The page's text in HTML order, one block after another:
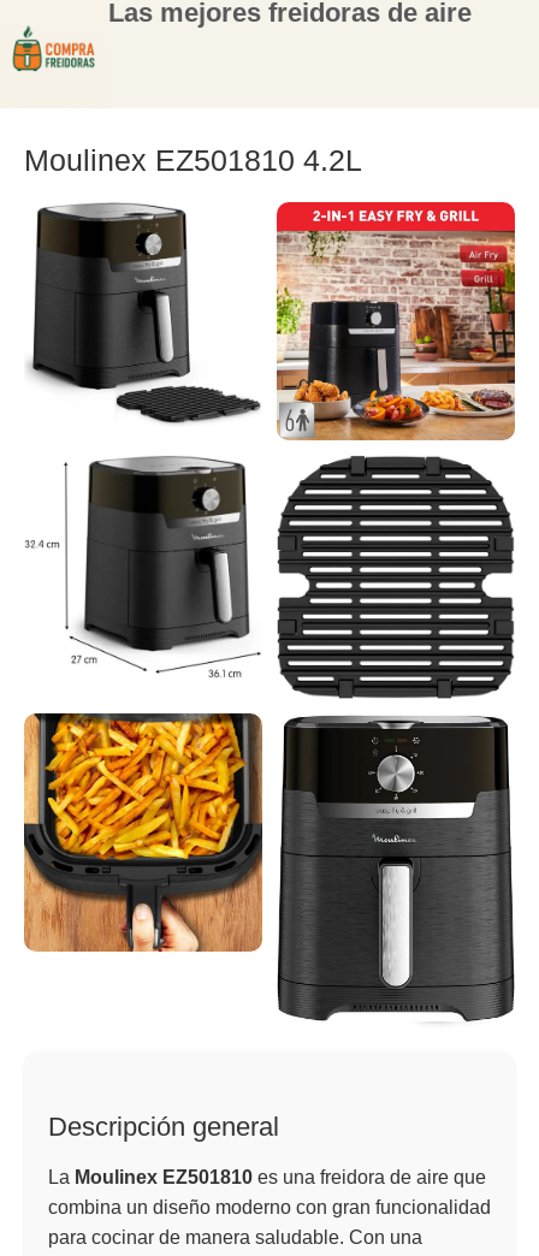
Las mejores freidoras de aire
Moulinex EZ501810 4.2L
Descripción general
La Moulinex EZ501810 es una freidora de aire que
combina un diseño moderno con gran funcionalidad
para cocinar de manera saludable. Con una